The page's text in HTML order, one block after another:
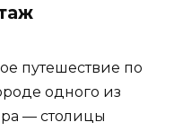
путешествие по
одного из
— столицы